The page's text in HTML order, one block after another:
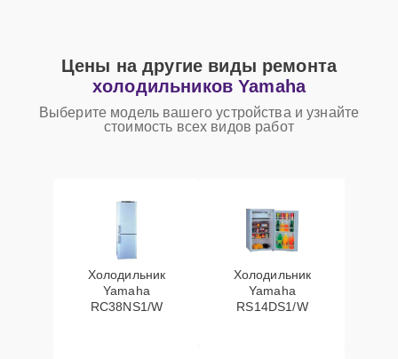
Цены на другие виды ремонта
холодильников Yamaha
Выберите модель вашего устройства и узнайте
стоимость всех видов работ
Холодильник
Yamaha
RC38NS1/W
Холодильник
Yamaha
RS14DS1/W